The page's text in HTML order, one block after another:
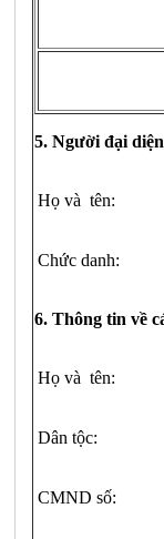
5. Người đại
Họ và tên:
Chức danh:
6. Thông tin về
Họ và tên:
Dân tộc:
CMND số: